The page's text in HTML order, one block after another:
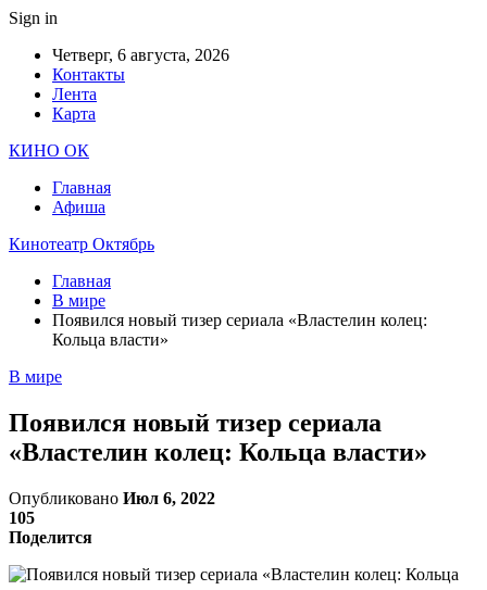
Sign in
Четверг, 6 августа, 2026
Контакты
Лента
Карта
КИНО ОК
Главная
Афиша
Кинотеатр Октябрь
Главная
В мире
Появился новый тизер сериала «Властелин колец:
Кольца власти»
В мире
Появился новый тизер сериала
«Властелин колец: Кольца власти»
Опубликовано Июл 6, 2022
105
Поделится